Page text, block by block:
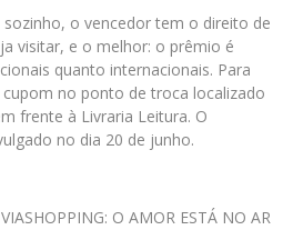
o vencedor tem o direito de
visitar, e o melhor: o prêmio é
quanto internacionais. Para
no ponto de troca localizado
frente à Livraria Leitura. O
no dia 20 de junho.
O AMOR ESTÁ NO AR